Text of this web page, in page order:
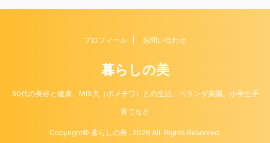
プロフィール お問い合わせ
暮らしの美
50代の美容と健康、MIX犬（ポメチワ）との生活、ベランダ菜園、小学生子
育てなど
Copyright© 暮らしの美 , 2026 All Rights Reserved.